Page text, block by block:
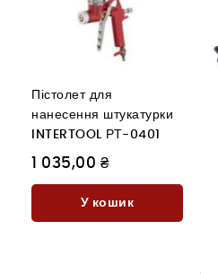
Пістолет для
нанесення штукатурки
INTERTOOL РТ-0401
1 035,00 ₴
У кошик